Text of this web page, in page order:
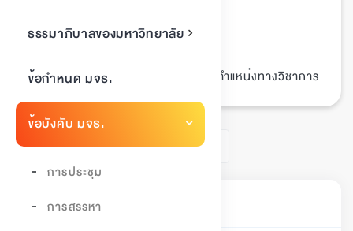
ธรรมาภิบาลของมหาวิทยาลัย
ข้อกำหนด มจธ.
ข้อบังคับ มจธ.
การประชุม
การสรรหา
หมวดหมู่เอกสาร : บริหารงานบุคคล
Tags : พนักงาน, ข้อบังคับ, กำหนดตำแหน่งทางวิชาการ
1
ค้นหาเอกสาร